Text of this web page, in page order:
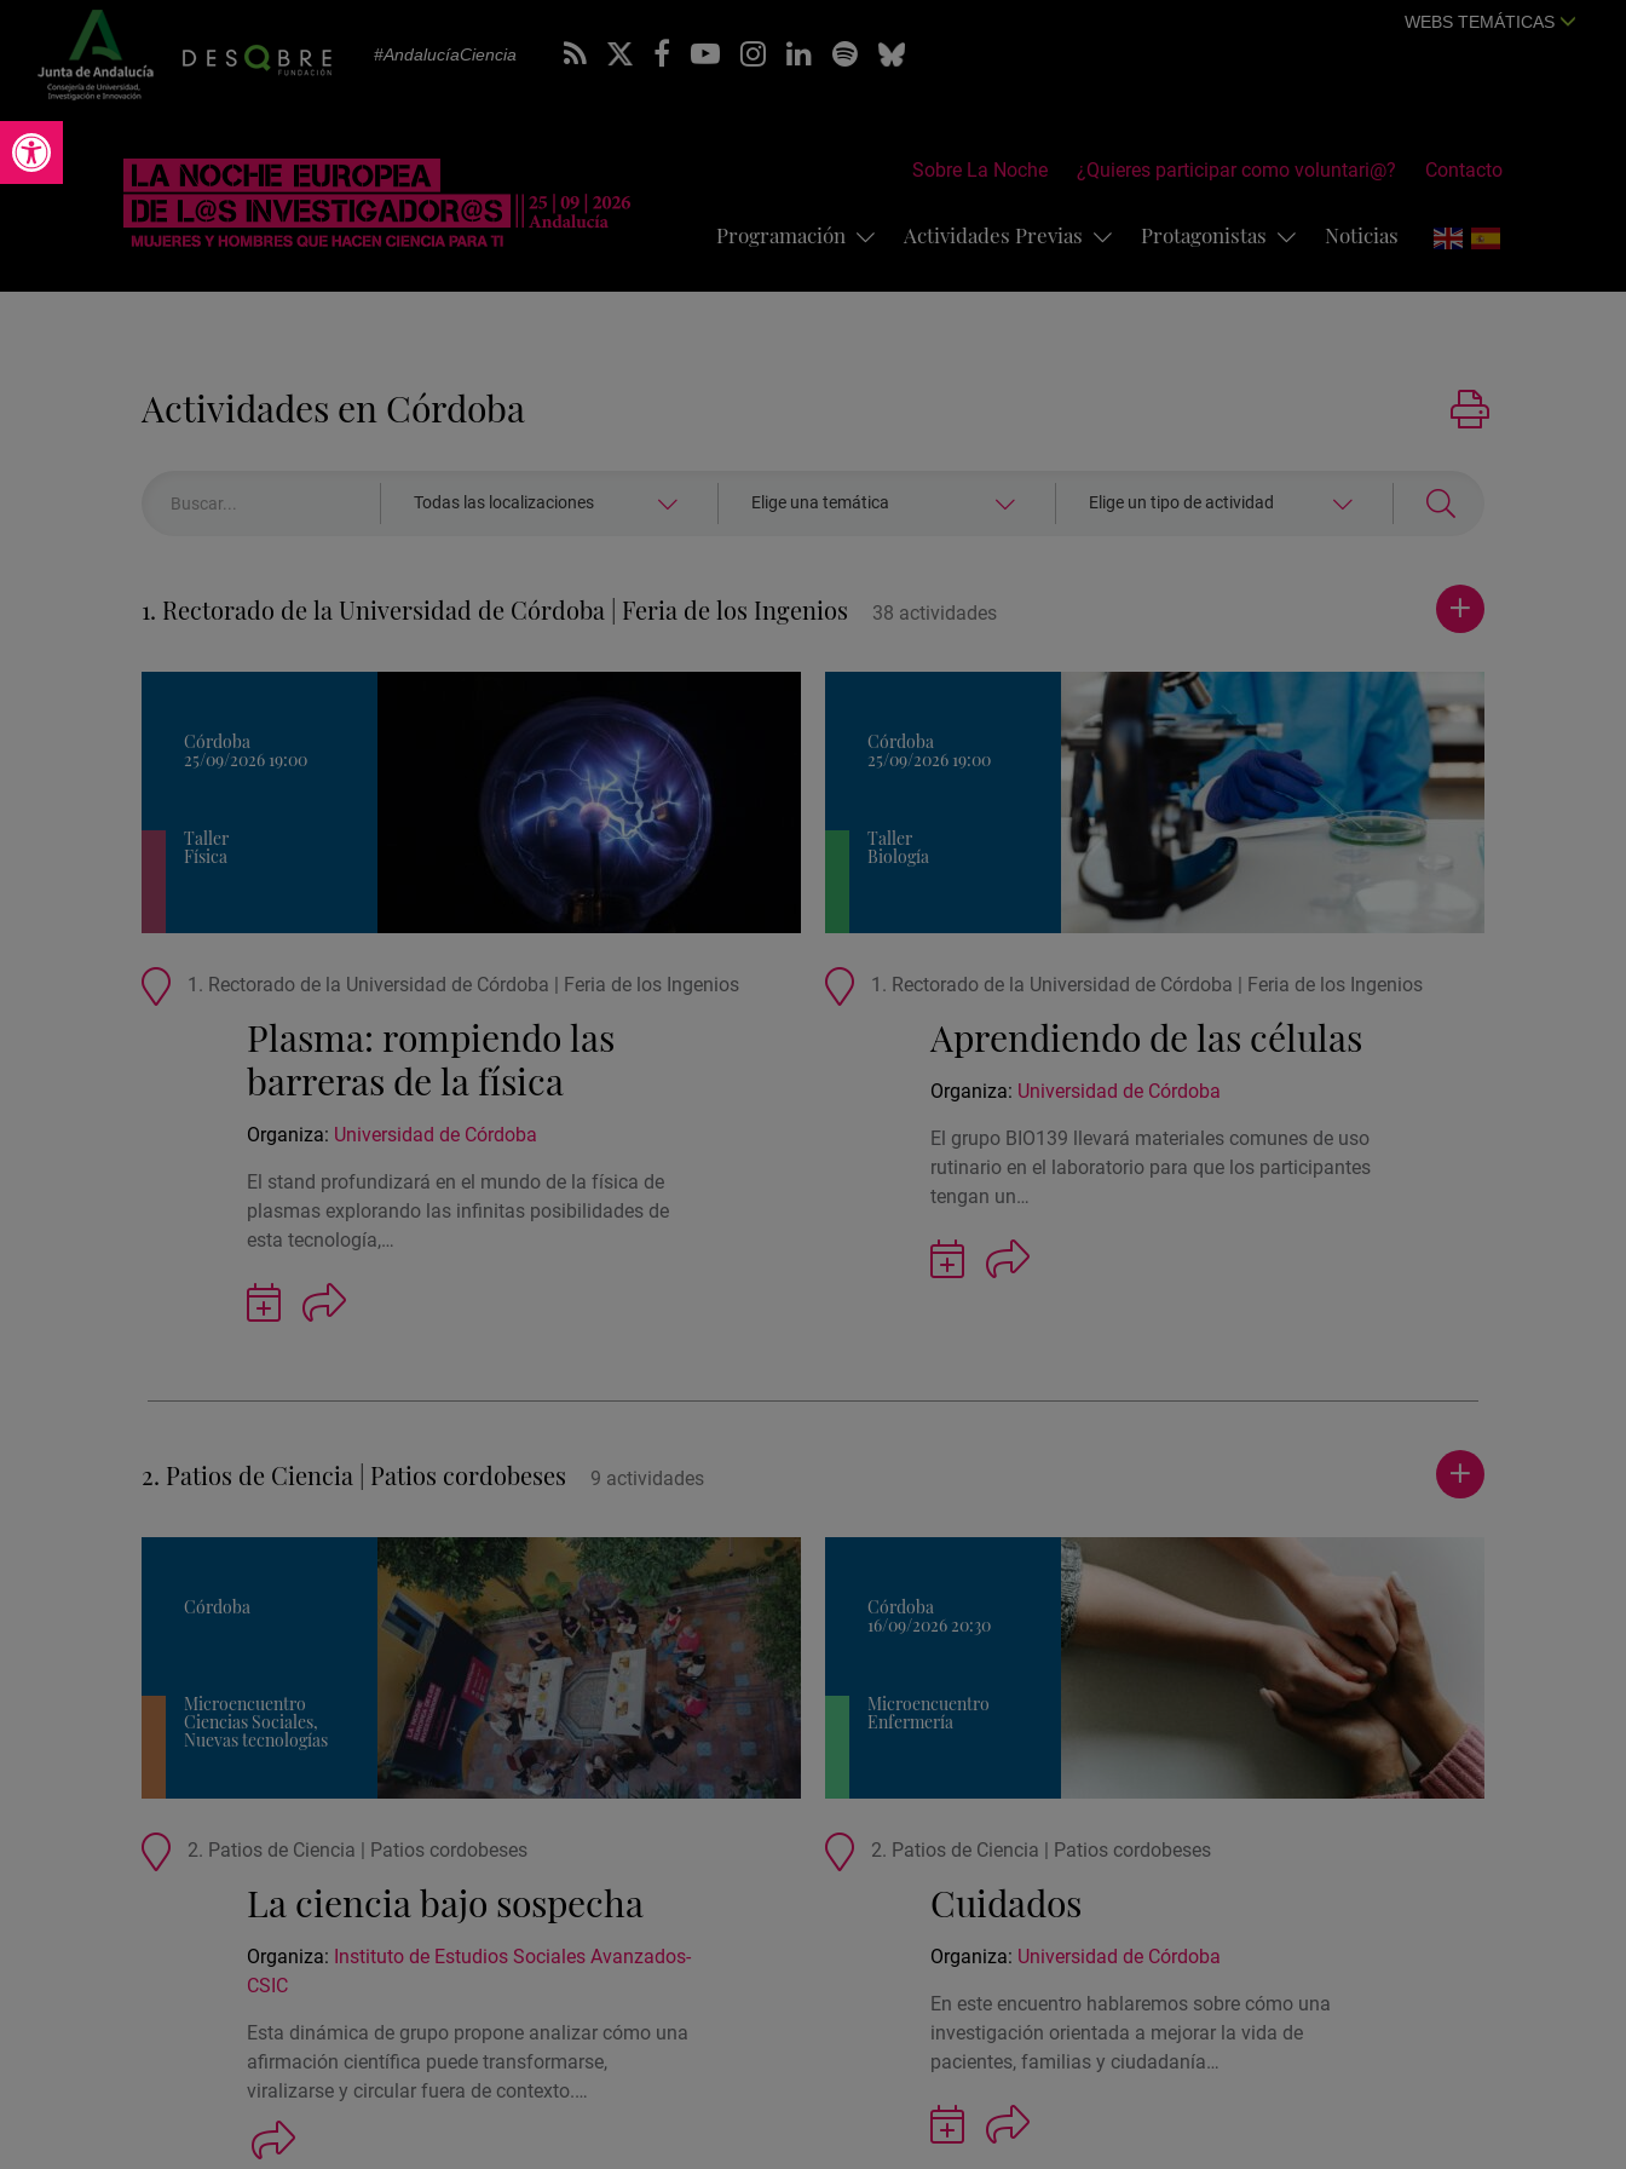
Abrir barra de herramientas
#AndalucíaCiencia
WEBS TEMÁTICAS
Sobre La Noche ¿Quieres participar como voluntari@? Contacto
Programación Actividades Previas Protagonistas Noticias
Actividades en Córdoba
Seleccionar
Todas las localizaciones
Seleccionar
Elige una temática
Seleccionar
Elige un tipo de actividad
1. Rectorado de la Universidad de Córdoba | Feria de los Ingenios 38 actividades
Ver
Córdoba
25/09/2026 19:00
Taller
Física
de
actividad
1. Rectorado de la Universidad de Córdoba | Feria de los Ingenios
Plasma: rompiendo las
barreras de la física
Organiza: Universidad de Córdoba
El stand profundizará en el mundo de la física de
plasmas explorando las infinitas posibilidades de
esta tecnología,…
Guardar
actividad
Calendar
Córdoba
25/09/2026 19:00
Taller
Biología
de
actividad
1. Rectorado de la Universidad de Córdoba | Feria de los Ingenios
Aprendiendo de las células
Organiza: Universidad de Córdoba
El grupo BIO139 llevará materiales comunes de uso
rutinario en el laboratorio para que los participantes
tengan un…
Guardar
actividad
2. Patios de Ciencia | Patios cordobeses 9 actividades
Ver
Córdoba
Microencuentro
Ciencias Sociales,
Nuevas tecnologías
de
actividad
2. Patios de Ciencia | Patios cordobeses
La ciencia bajo sospecha
Organiza: Instituto de Estudios Sociales Avanzados-
CSIC
Esta dinámica de grupo propone analizar cómo una
afirmación científica puede transformarse,
viralizarse y circular fuera de contexto.…
Córdoba
16/09/2026 20:30
Microencuentro
Enfermería
de
actividad
2. Patios de Ciencia | Patios cordobeses
Cuidados
Organiza: Universidad de Córdoba
En este encuentro hablaremos sobre cómo una
investigación orientada a mejorar la vida de
pacientes, familias y ciudadanía…
Guardar
actividad